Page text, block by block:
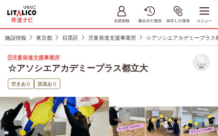
施設情報 東京都 目黒区 児童発達支援事業所 ☆アソシエアカデミープラス
児童発達支援事業所
☆アソシエアカデミープラス都立大 リストに
保存
空きあり 送迎あり